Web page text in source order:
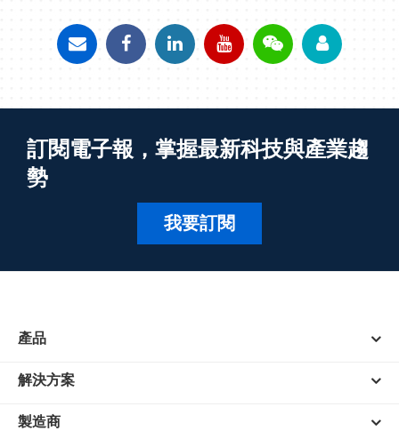
訂閱電子報，掌握最新科技與產業趨
勢
我要訂閱
產品
解決方案
製造商